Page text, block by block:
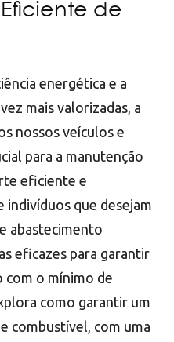
de
energética e a
mais valorizadas, a
nossos veículos e
para a manutenção
eficiente e
indivíduos que desejam
abastecimento
eficazes para garantir
com o mínimo de
como garantir um
combustível, com uma